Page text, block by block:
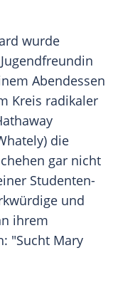
wurde
Abendessen
Kreis radikaler
die
gar nicht
Studenten-
und
ihrem
"Sucht Mary